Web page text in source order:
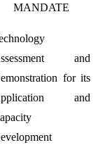
MANDATE
and
for its
and